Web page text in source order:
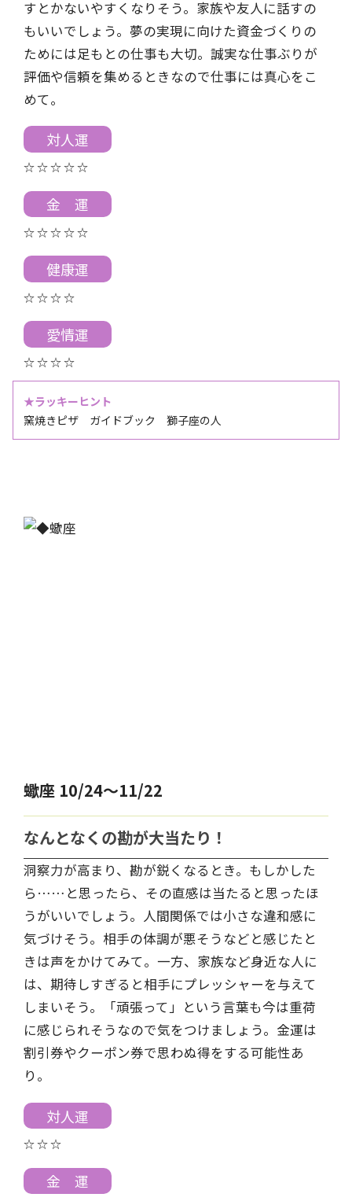
すとかないやすくなりそう。家族や友人に話すの
もいいでしょう。夢の実現に向けた資金づくりの
ためには足もとの仕事も大切。誠実な仕事ぶりが
評価や信頼を集めるときなので仕事には真心をこ
めて。
対人運
☆ ☆ ☆ ☆ ☆
金 運
☆ ☆ ☆ ☆ ☆
健康運
☆ ☆ ☆ ☆
愛情運
☆ ☆ ☆ ☆
★ラッキーヒント
窯焼きピザ ガイドブック 獅子座の人
蠍座 10/24～11/22
なんとなくの勘が大当たり！
洞察力が高まり、勘が鋭くなるとき。もしかした
ら……と思ったら、その直感は当たると思ったほ
うがいいでしょう。人間関係では小さな違和感に
気づけそう。相手の体調が悪そうなどと感じたと
きは声をかけてみて。一方、家族など身近な人に
は、期待しすぎると相手にプレッシャーを与えて
しまいそう。「頑張って」という言葉も今は重荷
に感じられそうなので気をつけましょう。金運は
割引券やクーポン券で思わぬ得をする可能性あ
り。
対人運
☆ ☆ ☆
金 運